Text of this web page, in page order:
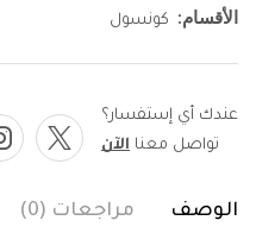
الأقسام: كونسول
عندك أي إستفسار؟
تواصل معنا الآن
الوصف مراجعات (0)